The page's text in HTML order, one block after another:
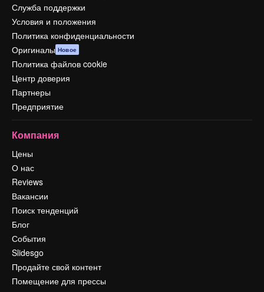
Служба поддержки
Условия и положения
Политика конфиденциальности
Оригиналы Новое
Политика файлов cookie
Центр доверия
Партнеры
Предприятие
Компания
Цены
О нас
Reviews
Вакансии
Поиск тенденций
Блог
События
Slidesgo
Продайте свой контент
Помещение для прессы